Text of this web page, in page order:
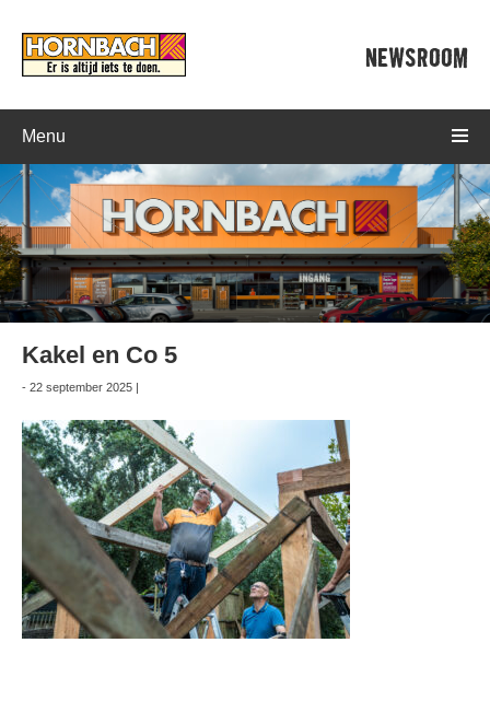
NEWSROOM
Menu
Kakel en Co 5
- 22 september 2025 |